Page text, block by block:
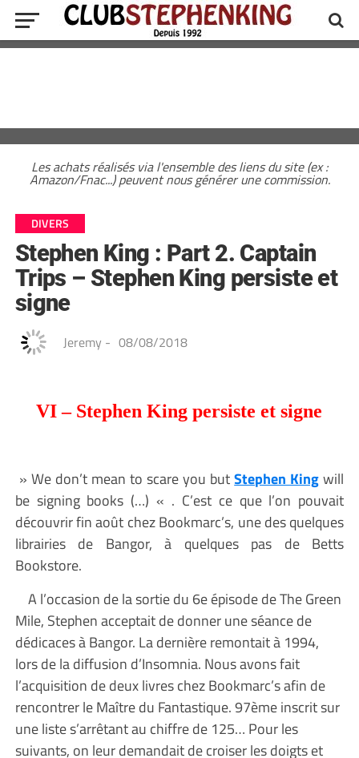
Les achats réalisés via l'ensemble des liens du site (ex :
Amazon/Fnac...) peuvent nous générer une commission.
DIVERS
Stephen King : Part 2. Captain
Trips – Stephen King persiste et
signe
Jeremy - 08/08/2018
VI – Stephen King persiste et signe
» We don’t mean to scare you butStephen Kingwill
be signing books (…) « . C’est ce que l’on pouvait
découvrir fin août chez Bookmarc’s, une des quelques
librairies de Bangor, à quelques pas de Betts
Bookstore.
A l’occasion de la sortie du 6e épisode de The Green
Mile, Stephen acceptait de donner une séance de
dédicaces à Bangor. La dernière remontait à 1994,
lors de la diffusion d’Insomnia. Nous avons fait
l’acquisition de deux livres chez Bookmarc’s afin de
rencontrer le Maître du Fantastique. 97ème inscrit sur
une liste s’arrêtant au chiffre de 125… Pour les
suivants, on leur demandait de croiser les doigts et